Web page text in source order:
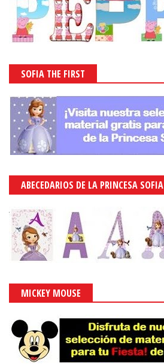
SOFIA THE FIRST
ABECEDARIOS DE LA PRINCESA SOFIA
MICKEY MOUSE